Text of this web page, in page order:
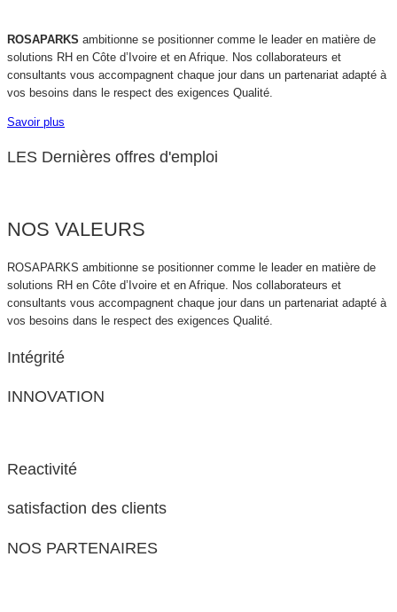
ROSAPARKS ambitionne se positionner comme le leader en matière de
solutions RH en Côte d’Ivoire et en Afrique. Nos collaborateurs et
consultants vous accompagnent chaque jour dans un partenariat adapté à
vos besoins dans le respect des exigences Qualité.
Savoir plus
LES Dernières offres d'emploi
NOS VALEURS
ROSAPARKS ambitionne se positionner comme le leader en matière de
solutions RH en Côte d’Ivoire et en Afrique. Nos collaborateurs et
consultants vous accompagnent chaque jour dans un partenariat adapté à
vos besoins dans le respect des exigences Qualité.
Intégrité
INNOVATION
Reactivité
satisfaction des clients
NOS PARTENAIRES